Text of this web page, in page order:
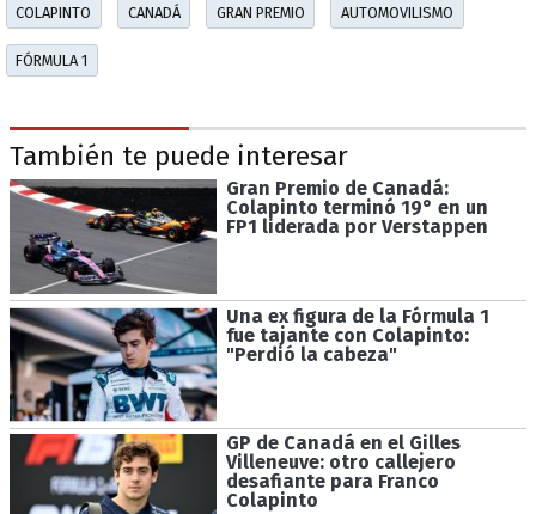
COLAPINTO CANADÁ GRAN PREMIO AUTOMOVILISMO
FÓRMULA 1
También te puede interesar
Gran Premio de Canadá:
Colapinto terminó 19° en un
FP1 liderada por Verstappen
Una ex figura de la Fórmula 1
fue tajante con Colapinto:
"Perdió la cabeza"
GP de Canadá en el Gilles
Villeneuve: otro callejero
desafiante para Franco
Colapinto